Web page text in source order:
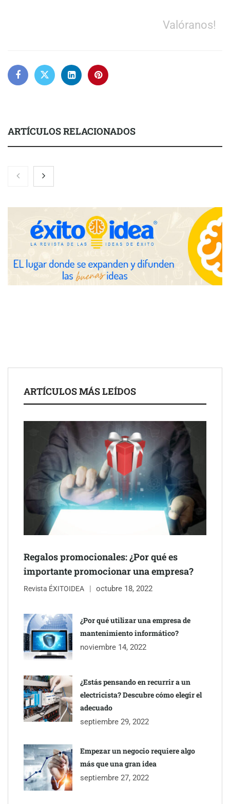
Valóranos!
ARTÍCULOS RELACIONADOS
COMPALISS de LYSOTRIC: cuando un solo producto multiplica
las posibilidades del salón profesional
Fundación Mapfre y CISE lanzan el concurso ‘Talento Sénior’
para impulsar ideas innovadoras creadas por y para mayores
de 50 años
NOVA: innovación y diseño que transforman espacios de la
mano de Tormo Franquicias
impermeabilización de las viviendas antes de las vacaciones
Servimudanzas supera las 3.000 reseñas con 4,8 estrellas en
mudanzas en Barcelona
ARTÍCULOS MÁS LEÍDOS
Regalos promocionales: ¿Por qué es
importante promocionar una empresa?
Revista ÉXITOIDEA octubre 18, 2022
¿Por qué utilizar una empresa de
mantenimiento informático?
noviembre 14, 2022
¿Estás pensando en recurrir a un
electricista? Descubre cómo elegir el
adecuado
septiembre 29, 2022
Empezar un negocio requiere algo
más que una gran idea
septiembre 27, 2022